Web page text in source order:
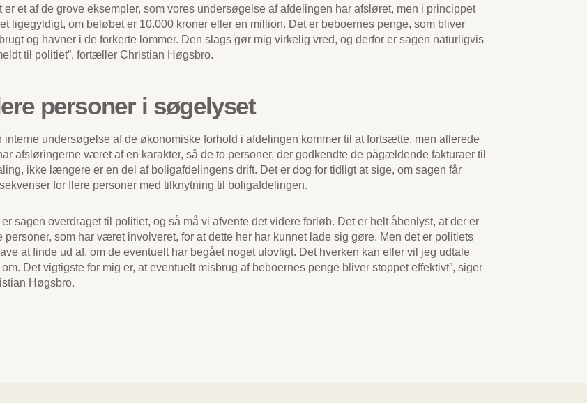
er et af de grove eksempler, som vores undersøgelse af afdelingen har afsløret, men i princippet
ligegyldigt, om beløbet er 10.000 kroner eller en million. Det er beboernes penge, som bliver
og havner i de forkerte lommer. Den slags gør mig virkelig vred, og derfor er sagen naturligvis
til politiet”, fortæller Christian Høgsbro.
personer i søgelyset
interne undersøgelse af de økonomiske forhold i afdelingen kommer til at fortsætte, men allerede
afsløringerne været af en karakter, så de to personer, der godkendte de pågældende fakturaer til
ikke længere er en del af boligafdelingens drift. Det er dog for tidligt at sige, om sagen får
for flere personer med tilknytning til boligafdelingen.
er sagen overdraget til politiet, og så må vi afvente det videre forløb. Det er helt åbenlyst, at der er
personer, som har været involveret, for at dette her har kunnet lade sig gøre. Men det er politiets
at finde ud af, om de eventuelt har begået noget ulovligt. Det hverken kan eller vil jeg udtale
om. Det vigtigste for mig er, at eventuelt misbrug af beboernes penge bliver stoppet effektivt”, siger
Høgsbro.